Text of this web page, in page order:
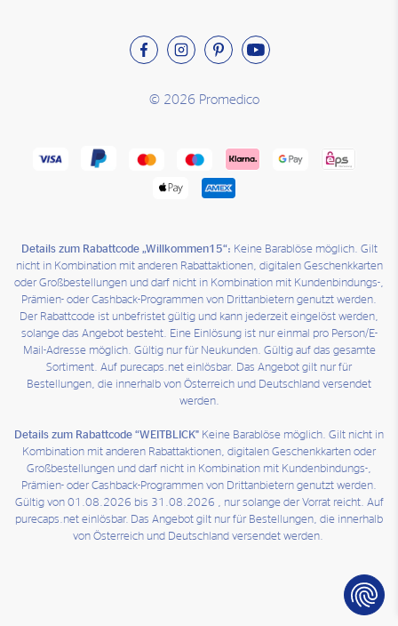
© 2026 Promedico
Details zum Rabattcode „Willkommen15“: Keine Barablöse möglich. Gilt
nicht in Kombination mit anderen Rabattaktionen, digitalen Geschenkkarten
oder Großbestellungen und darf nicht in Kombination mit Kundenbindungs-,
Prämien- oder Cashback-Programmen von Drittanbietern genutzt werden.
Der Rabattcode ist unbefristet gültig und kann jederzeit eingelöst werden,
solange das Angebot besteht. Eine Einlösung ist nur einmal pro Person/E-
Mail-Adresse möglich. Gültig nur für Neukunden. Gültig auf das gesamte
Sortiment. Auf purecaps.net einlösbar. Das Angebot gilt nur für
Bestellungen, die innerhalb von Österreich und Deutschland versendet
werden.
Details zum Rabattcode “WEITBLICK" Keine Barablöse möglich. Gilt nicht in
Kombination mit anderen Rabattaktionen, digitalen Geschenkkarten oder
Großbestellungen und darf nicht in Kombination mit Kundenbindungs-,
Prämien- oder Cashback-Programmen von Drittanbietern genutzt werden.
Gültig von 01.08.2026 bis 31.08.2026 , nur solange der Vorrat reicht. Auf
purecaps.net einlösbar. Das Angebot gilt nur für Bestellungen, die innerhalb
von Österreich und Deutschland versendet werden.